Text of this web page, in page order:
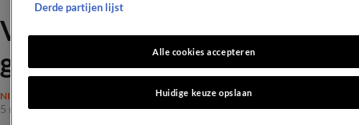
Vreselijk nieuws rondom
gezondheid Martijn Krabbé
NIEUWS
5 mrt 2024, 11:32
Derde partijen lijst
Alle cookies accepteren
Huidige keuze opslaan